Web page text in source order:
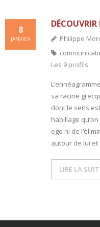
BLOG
CONTACT
8
JANVIER Philippe
Les 9 profils
sa racine
dont le sens
habillage
ego ni de
autour de lui
LIRE LA